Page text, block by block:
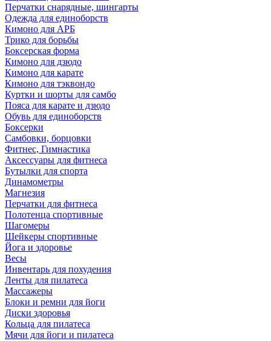
Перчатки снарядные, шингарты
Одежда для единоборств
Кимоно для АРБ
Трико для борьбы
Боксерская форма
Кимоно для дзюдо
Кимоно для карате
Кимоно для тэквондо
Куртки и шорты для самбо
Пояса для карате и дзюдо
Обувь для единоборств
Боксерки
Самбовки, борцовки
Фитнес, Гимнастика
Аксессуары для фитнеса
Бутылки для спорта
Динамометры
Магнезия
Перчатки для фитнеса
Полотенца спортивные
Шагомеры
Шейкеры спортивные
Йога и здоровье
Весы
Инвентарь для похудения
Ленты для пилатеса
Массажеры
Блоки и ремни для йоги
Диски здоровья
Кольца для пилатеса
Мячи для йоги и пилатеса